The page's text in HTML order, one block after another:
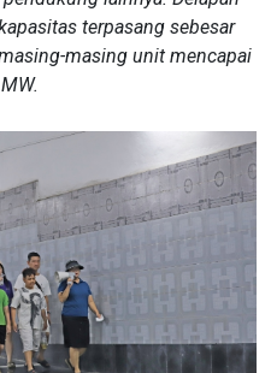
terpasang sebesar
masing unit mencapai